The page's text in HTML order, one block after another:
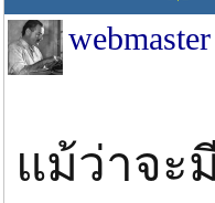
webmaster
แม้ว่าจะ